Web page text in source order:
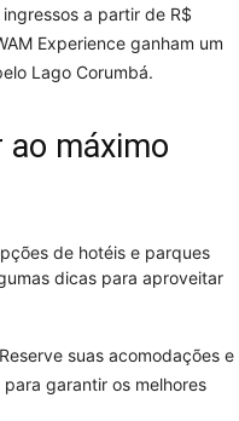
a partir de R$
Experience ganham um
Lago Corumbá.
ao máximo
de hotéis e parques
dicas para aproveitar
Reserve suas acomodações e
garantir os melhores